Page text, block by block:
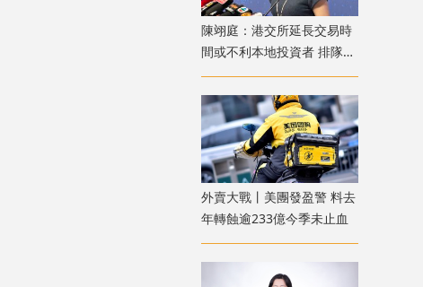
陳翊庭：港交所延長交易時
間或不利本地投資者 排隊上
市公司數量創新高
外賣大戰丨美團發盈警 料去
年轉蝕逾233億今季未止血